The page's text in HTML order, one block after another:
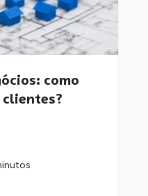
como